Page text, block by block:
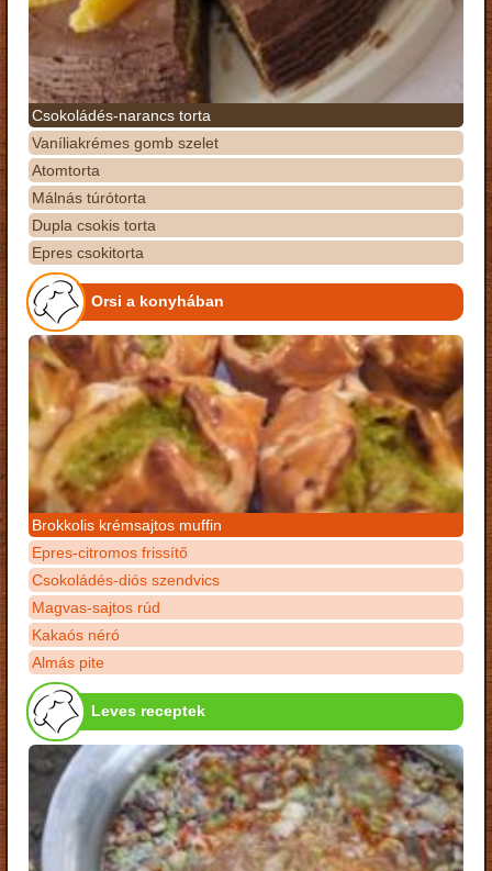
Csokoládés-narancs torta
Vaníliakrémes gomb szelet
Atomtorta
Málnás túrótorta
Dupla csokis torta
Epres csokitorta
Orsi a konyhában
Brokkolis krémsajtos muffin
Epres-citromos frissítő
Csokoládés-diós szendvics
Magvas-sajtos rúd
Kakaós néró
Almás pite
Leves receptek